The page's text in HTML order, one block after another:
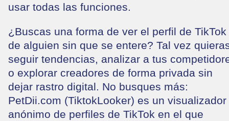
usar todas las funciones.
¿Buscas una forma de ver el perfil de TikTok
de alguien sin que se entere? Tal vez
seguir tendencias, analizar a tus
o explorar creadores de forma privada sin
dejar rastro digital. No busques más:
PetDii.com (TiktokLooker) es un visualizador
anónimo de perfiles de TikTok en el que